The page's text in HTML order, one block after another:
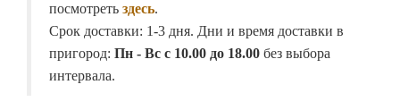
посмотреть здесь.
Срок доставки: 1-3 дня. Дни и время доставки в
пригород: Пн - Вс с 10.00 до 18.00 без выбора
интервала.